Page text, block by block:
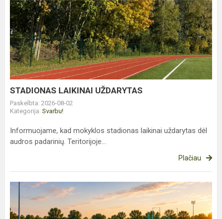
STADIONAS
LAIKINAI
UŽDARYTAS
STADIONAS LAIKINAI UŽDARYTAS
Paskelbta: 2026-08-02
Kategorija: Svarbu!
Informuojame, kad mokyklos stadionas laikinai uždarytas dėl
audros padarinių. Teritorijoje...
Plačiau
PAKEISTAS
STADIONO
DARBO